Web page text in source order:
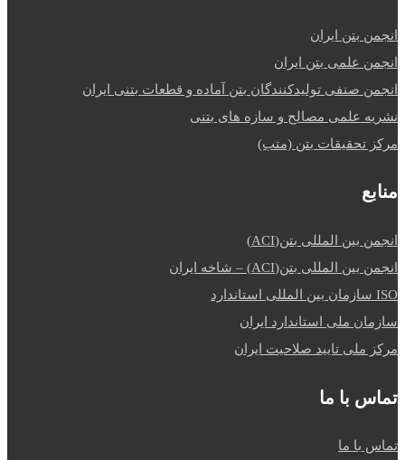
انجمن بتن ایران
انجمن علمی بتن ایران
انجمن صنفی تولیدکنندگان بتن آماده و قطعات بتنی ایران
نشریه علمی مصالح و سازه های بتنی
مرکز تحقیقات بتن (متب)
منابع
انجمن بین المللی بتن(ACI)
انجمن بین المللی بتن(ACI) – شاخه ایران
ISO سازمان بین المللی استاندارد
سازمان ملی استاندارد ایران
مرکز ملی تایید صلاحیت ایران
تماس با ما
تماس با ما